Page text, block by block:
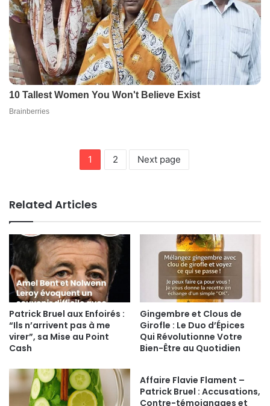
1 2 Next page
Related Articles
Patrick Bruel aux Enfoirés :
“Ils n’arrivent pas à me
virer”, sa Mise au Point
Cash
Gingembre et Clous de
Girofle : Le Duo d’Épices
Qui Révolutionne Votre
Bien-Être au Quotidien
Affaire Flavie Flament –
Patrick Bruel : Accusations,
Contre-témoignages et